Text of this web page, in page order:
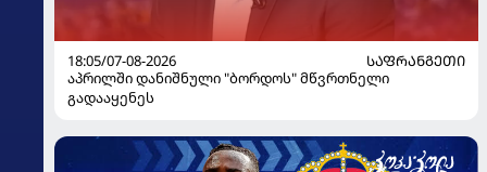
18:05/07-08-2026
ᲡᲐᲤᲠᲐᲜᲒᲔᲗᲘ
აპრილში დანიშნული "ბორდოს" მწვრთნელი
გადააყენეს